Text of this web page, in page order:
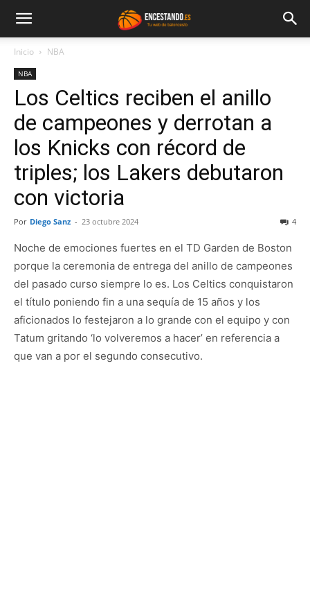
Inicio NBA
NBA
Los Celtics reciben el anillo
de campeones y derrotan a
los Knicks con récord de
triples; los Lakers debutaron
con victoria
Por Diego Sanz - 23 octubre 2024 4
Noche de emociones fuertes en el TD Garden de Boston
porque la ceremonia de entrega del anillo de campeones
del pasado curso siempre lo es. Los Celtics conquistaron
el título poniendo fin a una sequía de 15 años y los
aficionados lo festejaron a lo grande con el equipo y con
Tatum gritando ‘lo volveremos a hacer’ en referencia a
que van a por el segundo consecutivo.